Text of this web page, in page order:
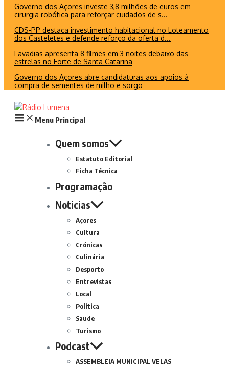
Governo dos Açores investe 3,8 milhões de euros em
cirurgia robótica para reforçar cuidados de s...
CDS-PP destaca investimento habitacional no Loteamento
dos Casteletes e defende reforço da oferta d...
Lavadias apresenta 8 filmes em 3 noites debaixo das
estrelas no Forte de Santa Catarina
Governo dos Açores abre candidaturas aos apoios à
compra de sementes de milho e sorgo
Menu Principal
Quem somos
Estatuto Editorial
Ficha Técnica
Programação
Noticias
Açores
Cultura
Crónicas
Culinária
Desporto
Entrevistas
Local
Politica
Saude
Turismo
Podcast
ASSEMBLEIA MUNICIPAL VELAS